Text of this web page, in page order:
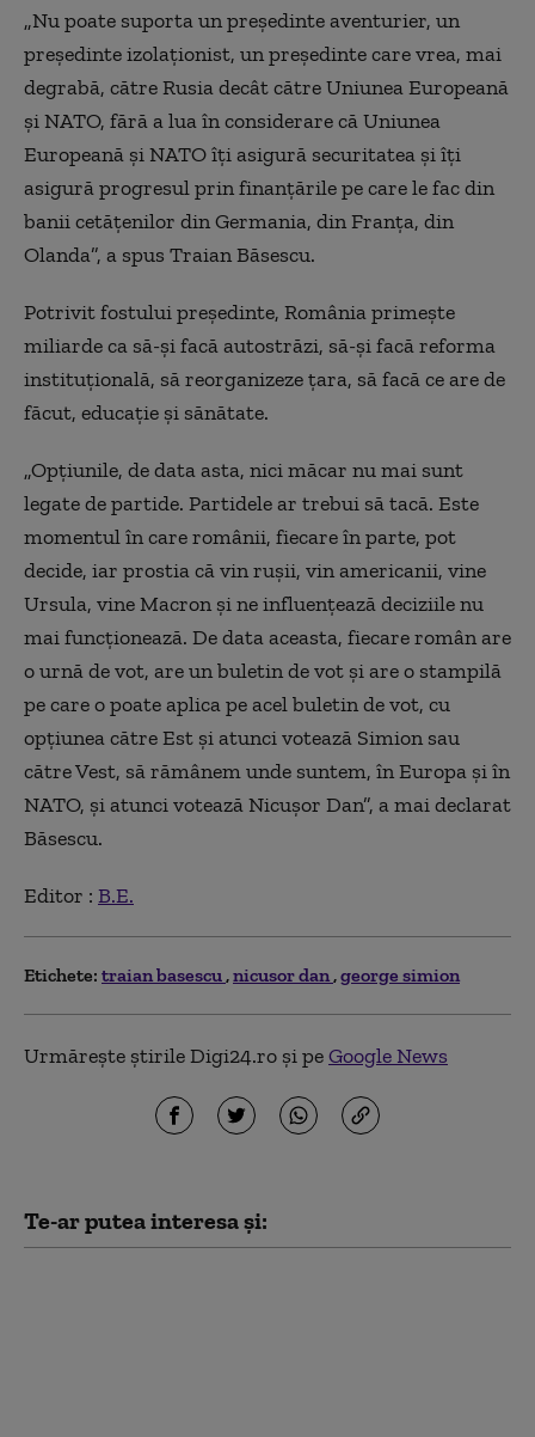
„Nu poate suporta un preşedinte aventurier, un
preşedinte izolaţionist, un preşedinte care vrea, mai
degrabă, către Rusia decât către Uniunea Europeană
şi NATO, fără a lua în considerare că Uniunea
Europeană şi NATO îţi asigură securitatea şi îţi
asigură progresul prin finanţările pe care le fac din
banii cetăţenilor din Germania, din Franţa, din
Olanda”, a spus Traian Băsescu.
Potrivit fostului preşedinte, România primeşte
miliarde ca să-şi facă autostrăzi, să-şi facă reforma
instituţională, să reorganizeze ţara, să facă ce are de
făcut, educaţie şi sănătate.
„Opţiunile, de data asta, nici măcar nu mai sunt
legate de partide. Partidele ar trebui să tacă. Este
momentul în care românii, fiecare în parte, pot
decide, iar prostia că vin ruşii, vin americanii, vine
Ursula, vine Macron şi ne influenţează deciziile nu
mai funcţionează. De data aceasta, fiecare român are
o urnă de vot, are un buletin de vot şi are o stampilă
pe care o poate aplica pe acel buletin de vot, cu
opţiunea către Est şi atunci votează Simion sau
către Vest, să rămânem unde suntem, în Europa şi în
NATO, şi atunci votează Nicuşor Dan”, a mai declarat
Băsescu.
Editor : B.E.
Etichete: traian basescu nicusor dan george simion
Urmărește știrile Digi24.ro și peGoogle News
Te-ar putea interesa și: